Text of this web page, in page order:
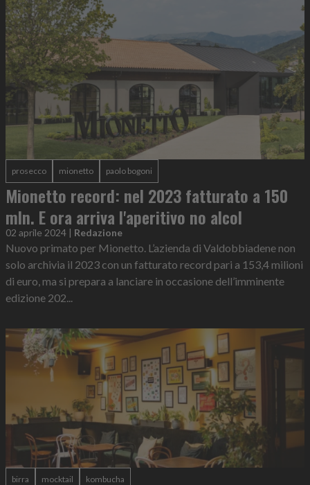
prosecco mionetto paolo bogoni
Mionetto record: nel 2023 fatturato a 150
mln. E ora arriva l'aperitivo no alcol
02 aprile 2024 | Redazione
Nuovo primato per Mionetto. L’azienda di Valdobbiadene non
solo archivia il 2023 con un fatturato record pari a 153,4 milioni
di euro, ma si prepara a lanciare in occasione dell’imminente
edizione 202...
birra mocktail kombucha